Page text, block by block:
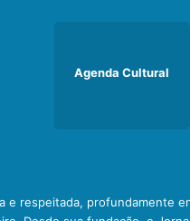
Agenda Cultural
respeitada, profundamente